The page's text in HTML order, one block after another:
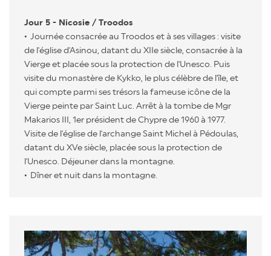
Jour 5 - Nicosie / Troodos
Journée consacrée au Troodos et à ses villages : visite
de l'église d'Asinou, datant du XIIe siècle, consacrée à la
Vierge et placée sous la protection de l'Unesco. Puis
visite du monastère de Kykko, le plus célèbre de l'île, et
qui compte parmi ses trésors la fameuse icône de la
Vierge peinte par Saint Luc. Arrêt à la tombe de Mgr
Makarios III, 1er président de Chypre de 1960 à 1977.
Visite de l'église de l'archange Saint Michel à Pédoulas,
datant du XVe siècle, placée sous la protection de
l'Unesco. Déjeuner dans la montagne.
Dîner et nuit dans la montagne.